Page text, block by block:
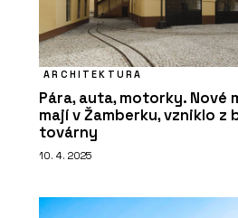
ARCHITEKTURA
Pára, auta, motorky. Nové
mají v Žamberku, vzniklo
továrny
10. 4. 2025